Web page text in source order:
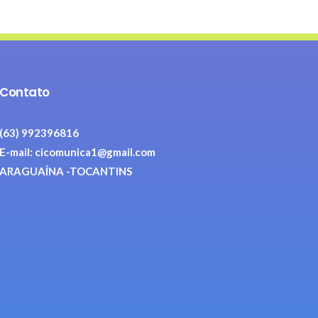
Contato
(63) 992396816
E-mail: cicomunica1@gmail.com
ARAGUAÍNA -TOCANTINS